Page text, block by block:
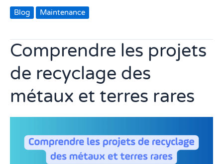
Blog Maintenance
Comprendre les projets
de recyclage des
métaux et terres rares
Comprendre
les
projets
de
recyclage
des
métaux
terres
rares